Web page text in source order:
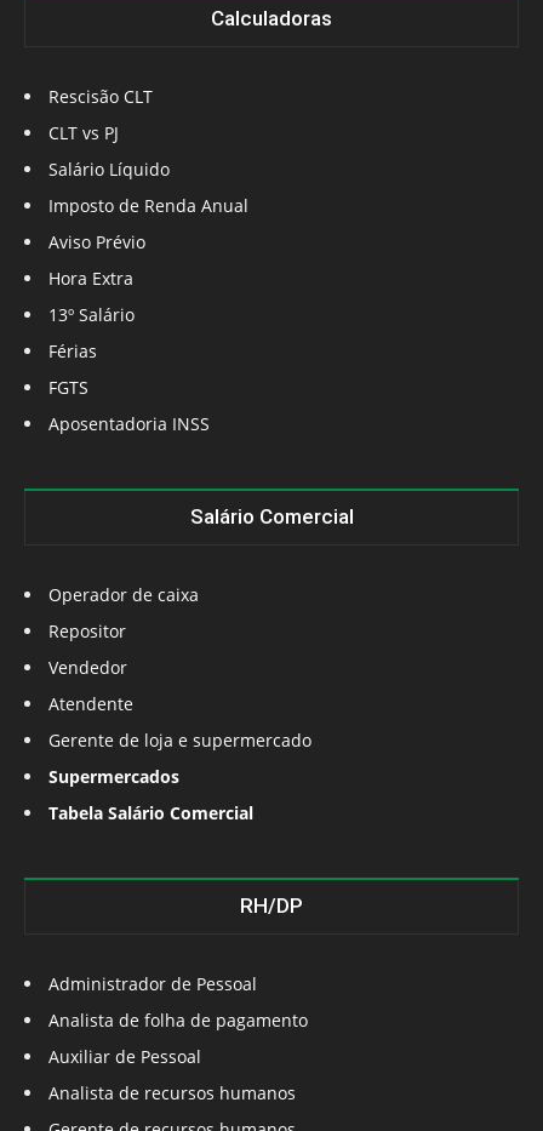
Calculadoras
Rescisão CLT
CLT vs PJ
Salário Líquido
Imposto de Renda Anual
Aviso Prévio
Hora Extra
13º Salário
Férias
FGTS
Aposentadoria INSS
Salário Comercial
Operador de caixa
Repositor
Vendedor
Atendente
Gerente de loja e supermercado
Supermercados
Tabela Salário Comercial
RH/DP
Administrador de Pessoal
Analista de folha de pagamento
Auxiliar de Pessoal
Analista de recursos humanos